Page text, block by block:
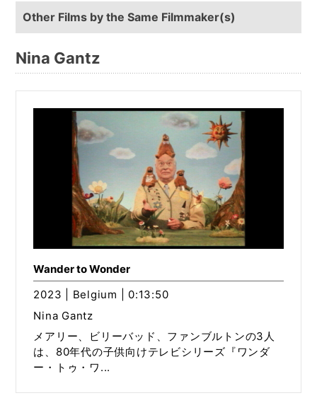
Other Films by the Same Filmmaker(s)
Nina Gantz
Wander to Wonder
2023 | Belgium | 0:13:50
Nina Gantz
メアリー、ビリーバッド、ファンブルトンの3人
は、80年代の子供向けテレビシリーズ『ワンダ
ー・トゥ・ワ...